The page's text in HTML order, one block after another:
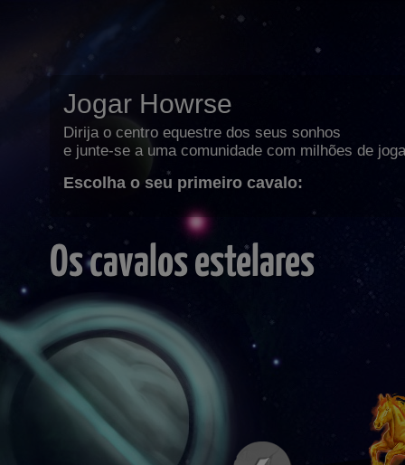
Jogar Howrse
Dirija o centro equestre dos seus sonhos
e junte-se a uma comunidade com milhões de
Escolha o seu primeiro cavalo:
Os cavalos estelares